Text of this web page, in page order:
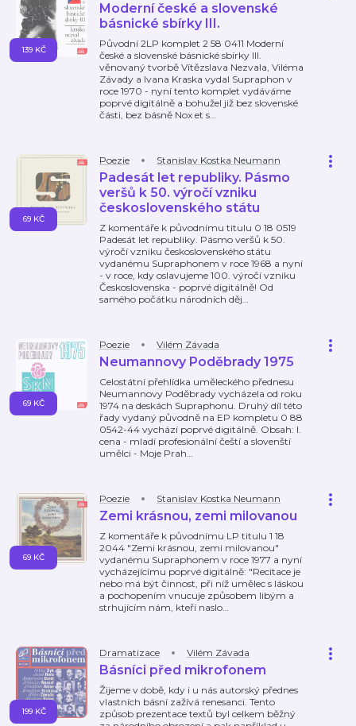
Moderní české a slovenské
básnické sbírky III.
Původní 2LP komplet 2 58 0411 Moderní
české a slovenské básnické sbírky III.
věnovaný tvorbě Vítězslava Nezvala, Viléma
Závady a Ivana Kraska vydal Supraphon v
roce 1970 - nyní tento komplet vydáváme
poprvé digitálně a bohužel již bez slovenské
části, bez básně Nox et s…
139 KČ
Poezie Stanislav Kostka Neumann
Padesát let republiky. Pásmo
veršů k 50. výročí vzniku
československého státu
Z komentáře k původnímu titulu 0 18 0519
Padesát let republiky. Pásmo veršů k 50.
výročí vzniku československého státu
vydanému Supraphonem v roce 1968 a nyní
- v roce, kdy oslavujeme 100. výročí vzniku
Československa - poprvé digitálně! Od
samého počátku národních děj…
69 KČ
Poezie Vilém Závada
Neumannovy Poděbrady 1975
Celostátní přehlídka uměleckého přednesu
Neumannovy Poděbrady vycházela od roku
1974 na deskách Supraphonu. Druhý díl této
řady vydaný původně na EP kompletu 0 88
0542-44 vychází poprvé digitálně. Obsah: I.
cena - mladí profesionální čeští a slovenští
umělci - Moje Prah…
69 KČ
Poezie Stanislav Kostka Neumann
Zemi krásnou, zemi milovanou
Z komentáře k původnímu LP titulu 1 18
2044 "Zemi krásnou, zemi milovanou"
vydanému Supraphonem v roce 1977 a nyní
vycházejícímu poprvé digitálně: "Recitace je
nebo má být činnost, při níž umělec s láskou
a pochopením vnucuje způsobem libým a
strhujícím nám, kteří naslo…
69 KČ
Dramatizace Vilém Závada
Básníci před mikrofonem
Žijeme v době, kdy i u nás autorský přednes
vlastních básní zažívá renesanci. Tento
způsob prezentace textů byl celkem běžný
199 KČ